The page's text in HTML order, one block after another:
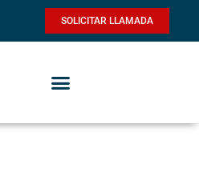
SOLICITAR LLAMADA